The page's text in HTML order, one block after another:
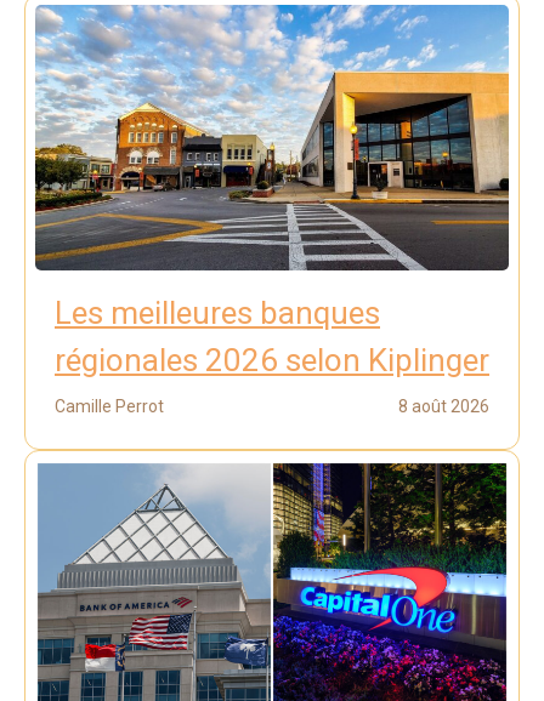
Les meilleures banques
régionales 2026 selon Kiplinger
Camille Perrot 8 août 2026